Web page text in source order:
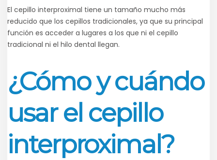
El cepillo interproximal tiene un tamaño mucho más
reducido que los cepillos tradicionales, ya que su principal
función es acceder a lugares a los que ni el cepillo
tradicional ni el hilo dental llegan.
¿Cómo y cuándo
usar el cepillo
interproximal?